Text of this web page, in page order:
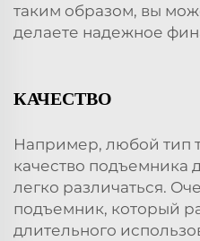
таким образом, вы
делаете надежное
КАЧЕСТВО
Например, любой тип
качество подъемника
легко различаться.
подъемник, который
длительного